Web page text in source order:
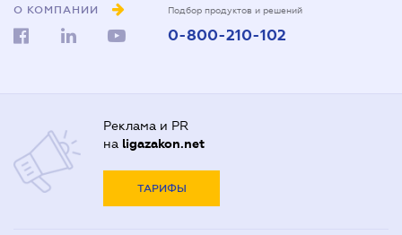
О КОМПАНИИ Подбор продуктов и решений
0-800-210-102
Реклама и PR
на ligazakon.net
ТАРИФЫ